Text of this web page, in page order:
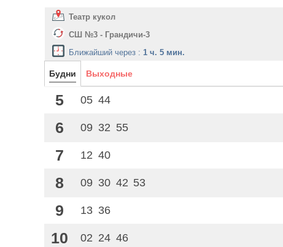
Театр кукол
СШ №3 - Грандичи-3
Ближайший через : 1 ч. 5 мин.
Будни Выходные
5 05 44
6 09 32 55
7 12 40
8 09 30 42 53
9 13 36
10 02 24 46